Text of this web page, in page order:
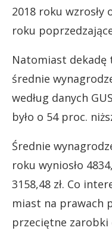
2018 roku wzrosły
roku
Natomiast dekadę
średnie
według danych
było o 54 proc.
Średnie
roku wyniosło
3158,48 zł. Co
miast na prawach
przeciętne